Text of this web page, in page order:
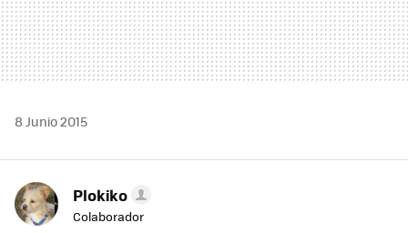
8 Junio 2015
Plokiko
Colaborador